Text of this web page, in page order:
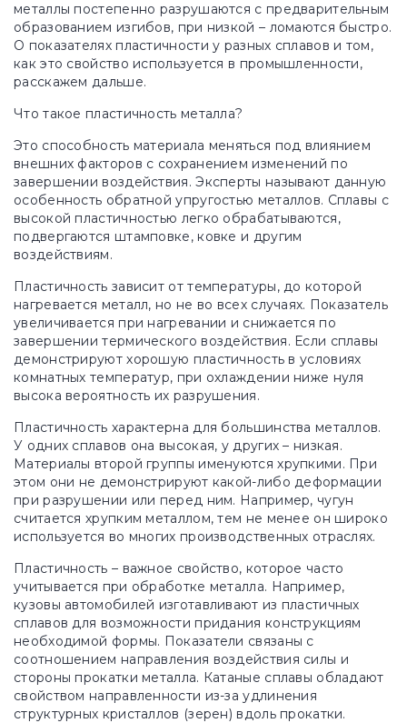
металлы постепенно разрушаются с предварительным
образованием изгибов, при низкой – ломаются быстро.
О показателях пластичности у разных сплавов и том,
как это свойство используется в промышленности,
расскажем дальше.
Что такое пластичность металла?
Это способность материала меняться под влиянием
внешних факторов с сохранением изменений по
завершении воздействия. Эксперты называют данную
особенность обратной упругостью металлов. Сплавы с
высокой пластичностью легко обрабатываются,
подвергаются штамповке, ковке и другим
воздействиям.
Пластичность зависит от температуры, до которой
нагревается металл, но не во всех случаях. Показатель
увеличивается при нагревании и снижается по
завершении термического воздействия. Если сплавы
демонстрируют хорошую пластичность в условиях
комнатных температур, при охлаждении ниже нуля
высока вероятность их разрушения.
Пластичность характерна для большинства металлов.
У одних сплавов она высокая, у других – низкая.
Материалы второй группы именуются хрупкими. При
этом они не демонстрируют какой-либо деформации
при разрушении или перед ним. Например, чугун
считается хрупким металлом, тем не менее он широко
используется во многих производственных отраслях.
Пластичность – важное свойство, которое часто
учитывается при обработке металла. Например,
кузовы автомобилей изготавливают из пластичных
сплавов для возможности придания конструкциям
необходимой формы. Показатели связаны с
соотношением направления воздействия силы и
стороны прокатки металла. Катаные сплавы обладают
свойством направленности из-за удлинения
структурных кристаллов (зерен) вдоль прокатки.